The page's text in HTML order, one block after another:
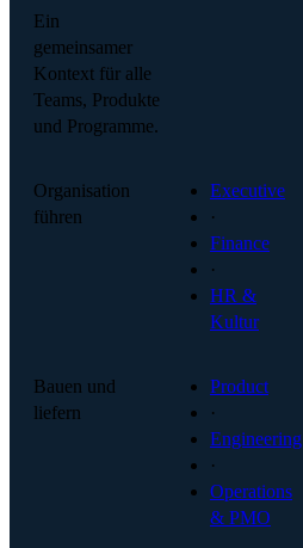
Ein
gemeinsamer
Kontext für alle
Teams, Produkte
und Programme.
Organisation
führen
Executive
·
Finance
·
HR &
Kultur
Bauen und
liefern
Product
·
Engineering
·
Operations
& PMO